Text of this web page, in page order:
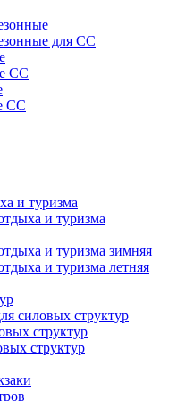
для СС
СС
СС
и туризма
и туризма
и туризма зимняя
и туризма летняя
силовых структур
структур
структур